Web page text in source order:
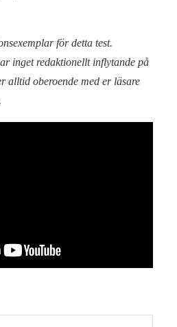
för detta test.
inget redaktionellt inflytande på
alltid oberoende med er läsare